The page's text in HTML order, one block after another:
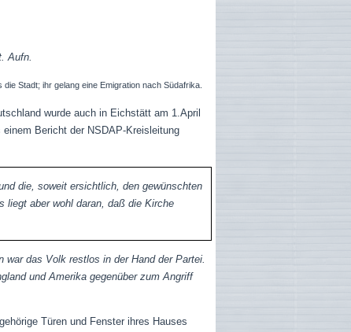
Aufn.
Stadt; ihr gelang eine Emigration nach Südafrika.
wurde auch in Eichstätt am 1.April
Bericht der NSDAP-Kreisleitung
die, soweit ersichtlich, den gewünschten
liegt aber wohl daran, daß die Kirche
das Volk restlos in der Hand der Partei.
und Amerika gegenüber zum Angriff
Türen und Fenster ihres Hauses